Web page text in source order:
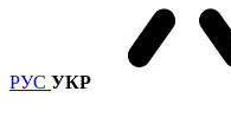
РУС УКР